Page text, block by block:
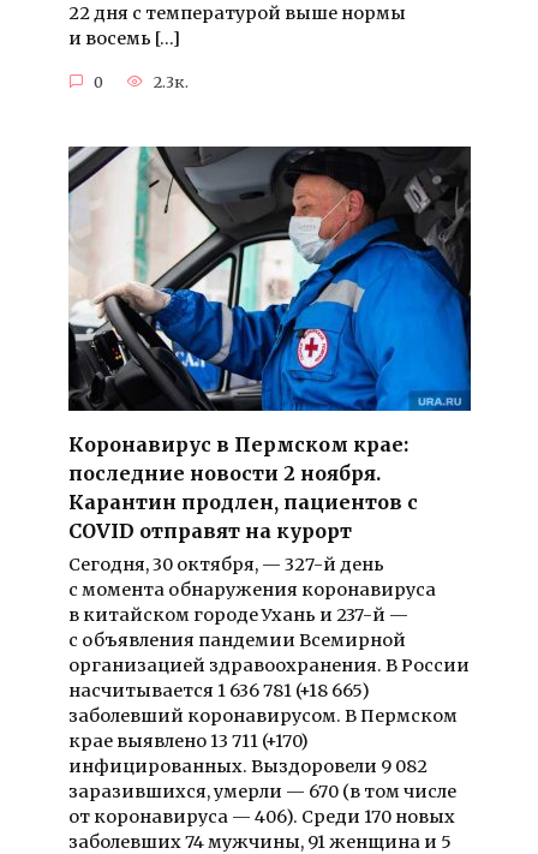
22 дня с температурой выше нормы
и восемь […]
0 2.3к.
Коронавирус в Пермском крае:
последние новости 2 ноября.
Карантин продлен, пациентов с
COVID отправят на курорт
Сегодня, 30 октября, — 327-й день
с момента обнаружения коронавируса
в китайском городе Ухань и 237-й —
с объявления пандемии Всемирной
организацией здравоохранения. В России
насчитывается 1 636 781 (+18 665)
заболевший коронавирусом. В Пермском
крае выявлено 13 711 (+170)
инфицированных. Выздоровели 9 082
заразившихся, умерли — 670 (в том числе
от коронавируса — 406). Среди 170 новых
заболевших 74 мужчины, 91 женщина и 5